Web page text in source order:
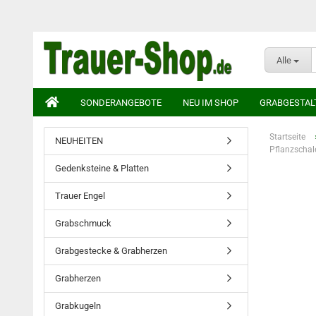
Alle
SONDERANGEBOTE NEU IM SHOP
Startseite
NEUHEITEN
Gedenksteine & Platten
Trauer Engel
Grabschmuck
Grabgestecke & Grabherzen
Grabherzen
Grabkugeln